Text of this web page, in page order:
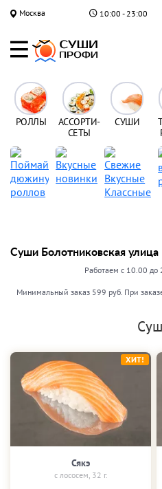
Москва 10:00 - 23:00
РОЛЛЫ
АССОРТИ-
СЕТЫ
СУШИ
Суши Болотниковская улица
Работаем с 10.00 до
Минимальный заказ 599 руб. При
Сякэ
с лососем, 32 г.
ХИТ!